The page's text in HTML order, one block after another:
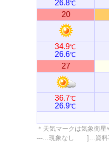
26.8℃
20
34.9℃
26.6℃
27
36.7℃
26.9℃
＊天気マークは気象衛
---…現象なし ]…資